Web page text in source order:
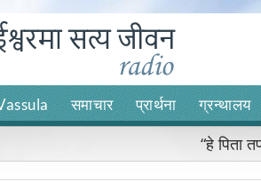
समाचार प्रार्थना ग्रन्थालय
“हे पिता